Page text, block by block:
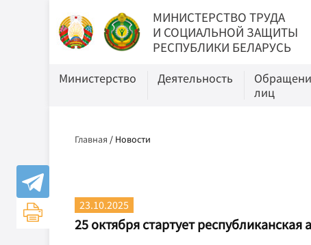
МИНИСТЕРСТВО ТРУДА
И СОЦИАЛЬНОЙ ЗАЩИТЫ
РЕСПУБЛИКИ БЕЛАРУСЬ
Министерство Деятельность
лиц
Главная / Новости
23.10.2025
25 октября стартует республиканская